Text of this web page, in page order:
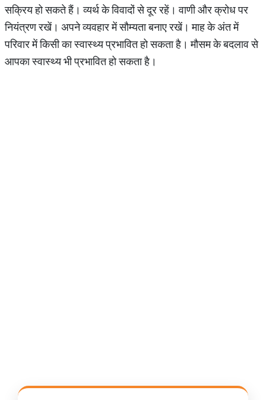
सक्रिय हो सकते हैं। व्यर्थ के विवादों से दूर रहें। वाणी और क्रोध पर
नियंत्रण रखें। अपने व्यवहार में सौम्यता बनाए रखें। माह के अंत में
परिवार में किसी का स्वास्थ्य प्रभावित हो सकता है। मौसम के बदलाव से
आपका स्वास्थ्य भी प्रभावित हो सकता है।